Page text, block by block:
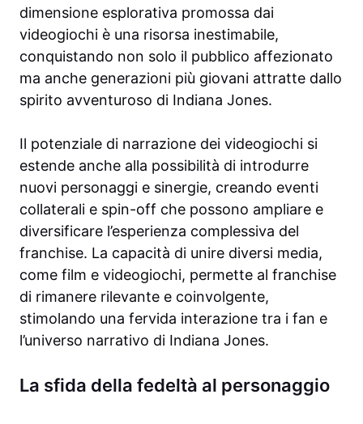
dimensione esplorativa promossa dai
videogiochi è una risorsa inestimabile,
conquistando non solo il pubblico affezionato
ma anche generazioni più giovani attratte dallo
spirito avventuroso di Indiana Jones.
Il potenziale di narrazione dei videogiochi si
estende anche alla possibilità di introdurre
nuovi personaggi e sinergie, creando eventi
collaterali e spin-off che possono ampliare e
diversificare l’esperienza complessiva del
franchise. La capacità di unire diversi media,
come film e videogiochi, permette al franchise
di rimanere rilevante e coinvolgente,
stimolando una fervida interazione tra i fan e
l’universo narrativo di Indiana Jones.
La sfida della fedeltà al personaggio